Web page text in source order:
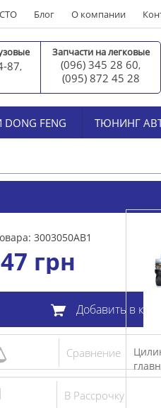
СТО Блог О компании
87,
Запчасти на легковые
(096) 345 28 60,
(095) 872 45 28
FENG ТЮНИНГ
3003050АВ1
грн
Добавить в
Сравнение
В Рассрочку
Цилиндр сцепления
главный FAW 1051,